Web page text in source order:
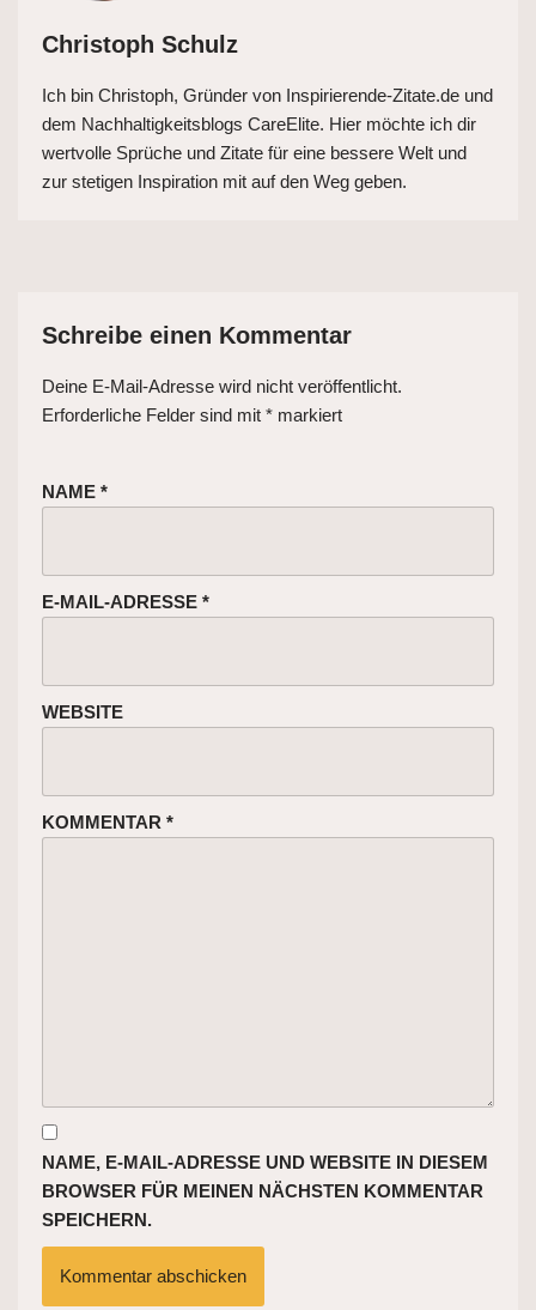
Christoph Schulz
Ich bin Christoph, Gründer von Inspirierende-Zitate.de und
dem Nachhaltigkeitsblogs CareElite. Hier möchte ich dir
wertvolle Sprüche und Zitate für eine bessere Welt und
zur stetigen Inspiration mit auf den Weg geben.
Schreibe einen Kommentar
Deine E-Mail-Adresse wird nicht veröffentlicht.
Erforderliche Felder sind mit * markiert
NAME *
E-MAIL-ADRESSE *
WEBSITE
KOMMENTAR *
NAME, E-MAIL-ADRESSE UND WEBSITE IN DIESEM
BROWSER FÜR MEINEN NÄCHSTEN KOMMENTAR
SPEICHERN.